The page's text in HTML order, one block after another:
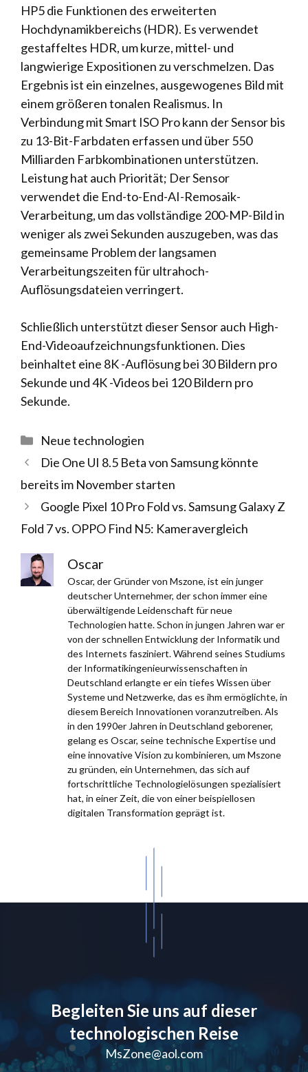
HP5 die Funktionen des erweiterten
Hochdynamikbereichs (HDR). Es verwendet
gestaffeltes HDR, um kurze, mittel- und
langwierige Expositionen zu verschmelzen. Das
Ergebnis ist ein einzelnes, ausgewogenes Bild mit
einem größeren tonalen Realismus. In
Verbindung mit Smart ISO Pro kann der Sensor bis
zu 13-Bit-Farbdaten erfassen und über 550
Milliarden Farbkombinationen unterstützen.
Leistung hat auch Priorität; Der Sensor
verwendet die End-to-End-AI-Remosaik-
Verarbeitung, um das vollständige 200-MP-Bild in
weniger als zwei Sekunden auszugeben, was das
gemeinsame Problem der langsamen
Verarbeitungszeiten für ultrahoch-
Auflösungsdateien verringert.
Schließlich unterstützt dieser Sensor auch High-
End-Videoaufzeichnungsfunktionen. Dies
beinhaltet eine 8K -Auflösung bei 30 Bildern pro
Sekunde und 4K -Videos bei 120 Bildern pro
Sekunde.
Kategorien
Neue technologien
Die One UI 8.5 Beta von Samsung könnte
bereits im November starten
Google Pixel 10 Pro Fold vs. Samsung Galaxy Z
Fold 7 vs. OPPO Find N5: Kameravergleich
Oscar
Oscar, der Gründer von Mszone, ist ein junger
deutscher Unternehmer, der schon immer eine
überwältigende Leidenschaft für neue
Technologien hatte. Schon in jungen Jahren war er
von der schnellen Entwicklung der Informatik und
des Internets fasziniert. Während seines Studiums
der Informatikingenieurwissenschaften in
Deutschland erlangte er ein tiefes Wissen über
Systeme und Netzwerke, das es ihm ermöglichte, in
diesem Bereich Innovationen voranzutreiben. Als
in den 1990er Jahren in Deutschland geborener,
gelang es Oscar, seine technische Expertise und
eine innovative Vision zu kombinieren, um Mszone
zu gründen, ein Unternehmen, das sich auf
fortschrittliche Technologielösungen spezialisiert
hat, in einer Zeit, die von einer beispiellosen
digitalen Transformation geprägt ist.
Begleiten Sie uns auf dieser
technologischen Reise
MsZone@aol.com